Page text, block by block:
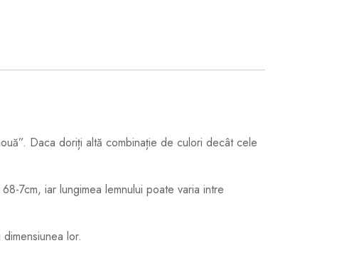
Daca doriți altă combinație de culori decât cele
7cm, iar lungimea lemnului poate varia intre
lor.